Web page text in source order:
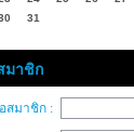
31
มาชิก
สมาชิก :